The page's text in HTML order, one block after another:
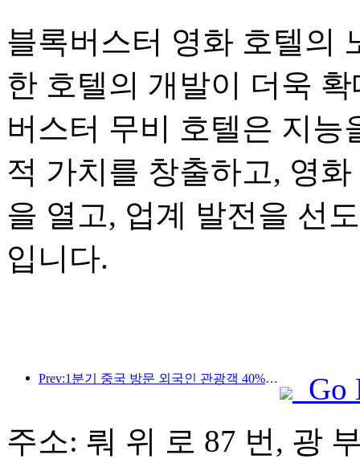
블록버스터 영화 호텔의
한 호텔의 개발이 더욱
버스터 무비 호텔은 지능
적 가치를 창출하고, 영
을 열고, 업계 발전을 선
입니다.
Prev:1분기 중국 방문 외국인 관광객 40% 증가
Go
주소: 뤄 위 로 87 번, 광